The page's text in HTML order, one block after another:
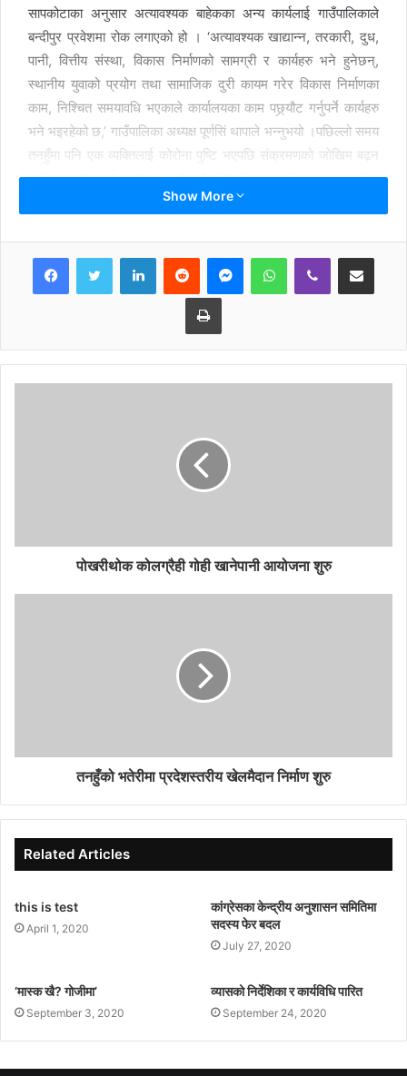
सापकोटाका अनुसार अत्यावश्यक बाहेकका अन्य कार्यलाई गाउँपालिकाले
बन्दीपुर प्रवेशमा रोक लगाएको हो । ‘अत्यावश्यक खाद्यान्न, तरकारी, दुध,
पानी, वित्तीय संस्था, विकास निर्माणको सामग्री र कार्यहरु भने हुनेछन्,
स्थानीय युवाको प्रयोग तथा सामाजिक दुरी कायम गरेर विकास निर्माणका
काम, निश्चित समयावधि भएकाले कार्यालयका काम पछ्र्यौट गर्नुपर्ने कार्यहरु
भने भइरहेको छ,’ गाउँपालिका अध्यक्ष पूर्णसिं थापाले भन्नुभयो ।पछिल्लो समय
तनहुँमा पनि एक व्यक्तिलाई कोरोना पुष्टि भएपछि संक्रमणको जोखिम बढ्न
सक्ने सम्भावनालाई मध्येनजर गर्दै गाउँपालिकाले सावधानी अपनाएर बन्दीपुर
प्रवेशमा रोक लगाइएको अध्यक्ष थापाले बताउनुभयो ।
बजार डुम्रेमा पनि चेकजाँचमा कडाइ गरेको छ । जेठ २७ गतेसम्मका लागि
गाउँपालिका प्रवेशमा रोक लगाइएको हो ।
Show More
Print
पोखरीथोक कोलग्रैही गोही खानेपानी आयोजना शुरु
तनहुँको भतेरीमा प्रदेशस्तरीय खेलमैदान निर्माण शुरु
Related Articles
this is test
April 1, 2020
कांग्रेसका केन्द्रीय अनुशासन समितिमा
सदस्य फेर बदल
July 27, 2020
‘मास्क खै? गोजीमा’
September 3, 2020
व्यासको निर्देशिका र कार्यविधि पारित
September 24, 2020